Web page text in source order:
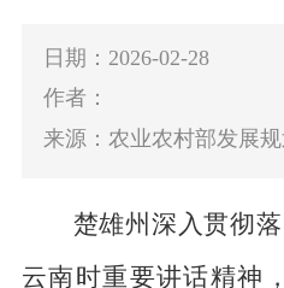
日期：2026-02-28
作者：
来源：农业农村部发展规
楚雄州深入贯彻
云南时重要讲话精神